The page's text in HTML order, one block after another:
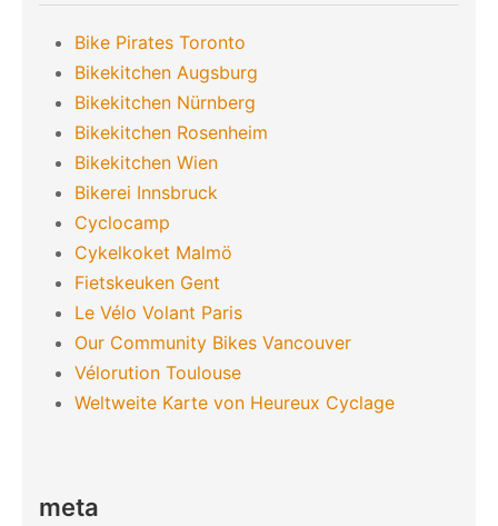
Bike Pirates Toronto
Bikekitchen Augsburg
Bikekitchen Nürnberg
Bikekitchen Rosenheim
Bikekitchen Wien
Bikerei Innsbruck
Cyclocamp
Cykelkoket Malmö
Fietskeuken Gent
Le Vélo Volant Paris
Our Community Bikes Vancouver
Vélorution Toulouse
Weltweite Karte von Heureux Cyclage
meta